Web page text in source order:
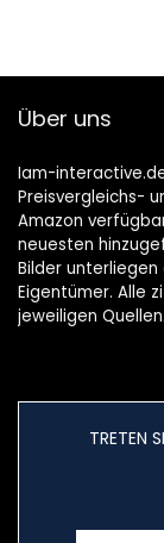
Über uns
Iam-
Preisvergleichs-
Amazon
neuesten
Bilder
Eigentümer. Alle
jeweiligen Quellen.
TRETEN